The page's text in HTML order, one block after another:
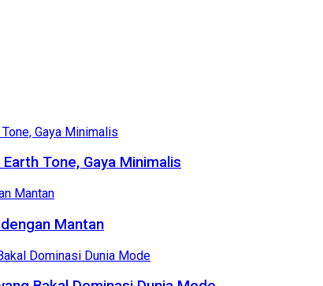
Tone, Gaya Minimalis
Mantan